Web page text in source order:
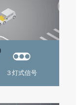
３灯式信号